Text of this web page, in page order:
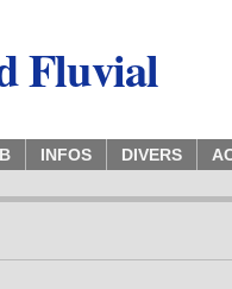
Fluvial
INFOS DIVERS